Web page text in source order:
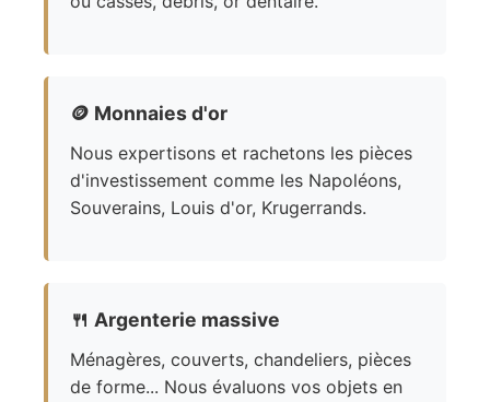
🪙 Monnaies d'or
Nous expertisons et rachetons les pièces
d'investissement comme les Napoléons,
Souverains, Louis d'or, Krugerrands.
🍴 Argenterie massive
Ménagères, couverts, chandeliers, pièces
de forme... Nous évaluons vos objets en